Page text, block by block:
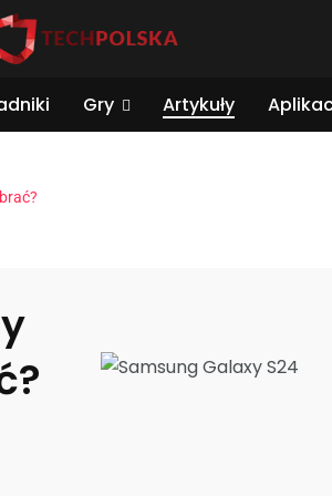
Gry Artykuły